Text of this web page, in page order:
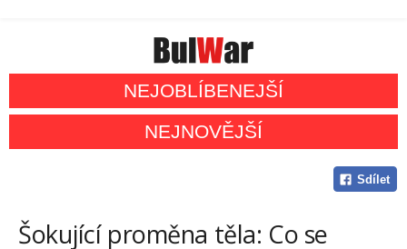
NEJOBLÍBENEJŠÍ
NEJNOVĚJŠÍ
Sdílet
Šokující proměna těla: Co se